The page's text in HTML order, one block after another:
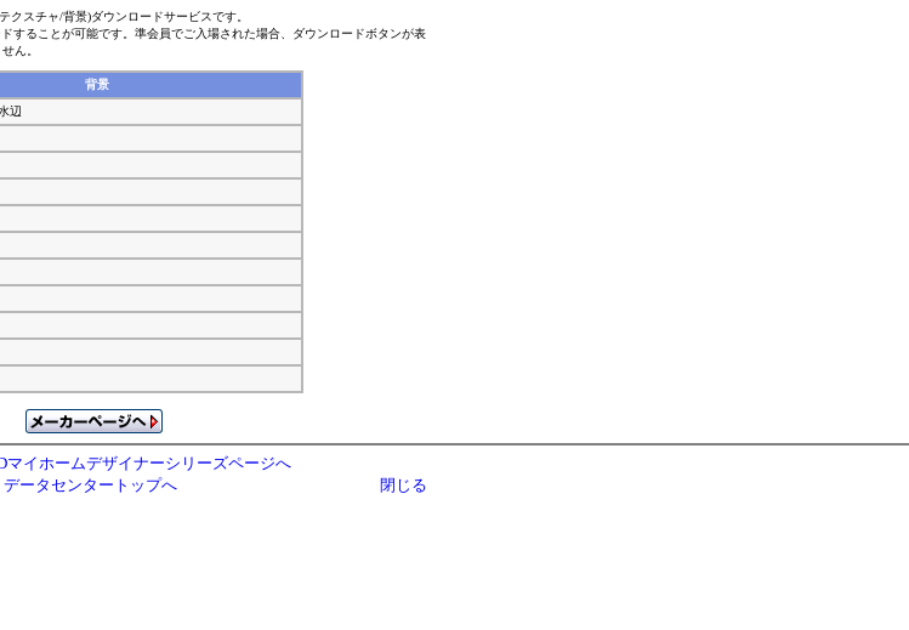
スチャ/背景)ダウンロードサービスです。
することが可能です。準会員でご入場された場合、ダウンロードボタンが表
ん。
背景
辺
マイホームデザイナーシリーズページへ
ータセンタートップへ
閉じる